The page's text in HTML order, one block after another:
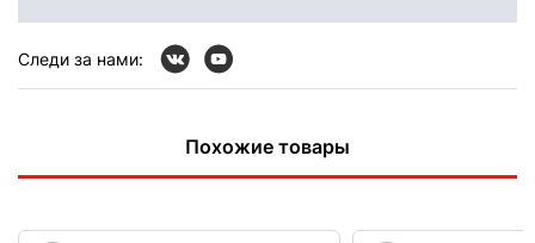
Следи за нами:
Похожие товары